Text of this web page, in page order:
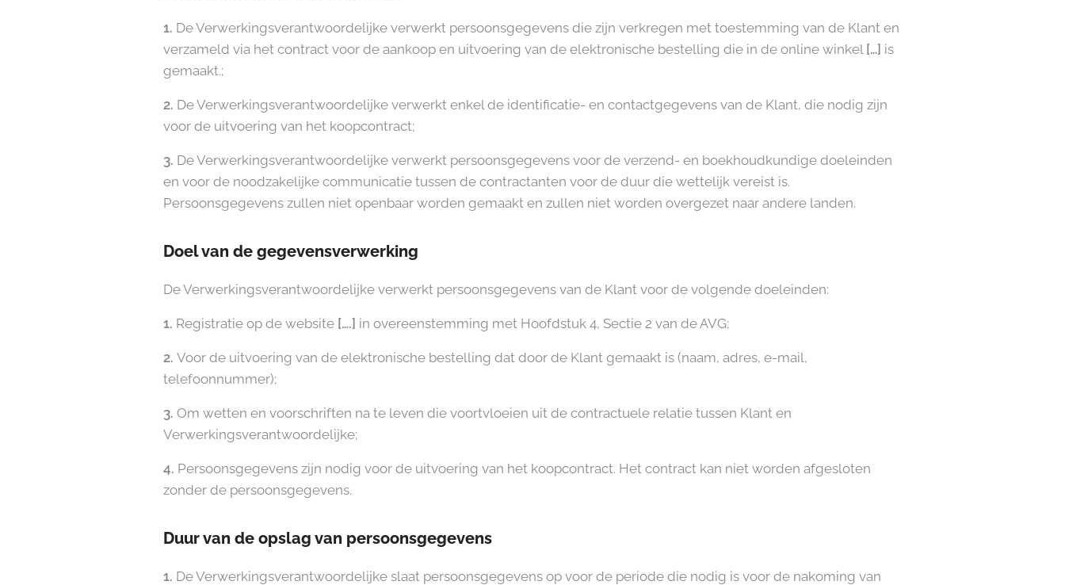
1. De Verwerkingsverantwoordelijke verwerkt persoonsgegevens die zijn verkregen met toestemming van de Klant en
verzameld via het contract voor de aankoop en uitvoering van de elektronische bestelling die in de online winkel […] is
gemaakt.;
2. De Verwerkingsverantwoordelijke verwerkt enkel de identificatie- en contactgegevens van de Klant, die nodig zijn
voor de uitvoering van het koopcontract;
3. De Verwerkingsverantwoordelijke verwerkt persoonsgegevens voor de verzend- en boekhoudkundige doeleinden
en voor de noodzakelijke communicatie tussen de contractanten voor de duur die wettelijk vereist is.
Persoonsgegevens zullen niet openbaar worden gemaakt en zullen niet worden overgezet naar andere landen.
Doel van de gegevensverwerking
De Verwerkingsverantwoordelijke verwerkt persoonsgegevens van de Klant voor de volgende doeleinden:
1. Registratie op de website [….] in overeenstemming met Hoofdstuk 4, Sectie 2 van de AVG;
2. Voor de uitvoering van de elektronische bestelling dat door de Klant gemaakt is (naam, adres, e-mail,
telefoonnummer);
3. Om wetten en voorschriften na te leven die voortvloeien uit de contractuele relatie tussen Klant en
Verwerkingsverantwoordelijke;
4. Persoonsgegevens zijn nodig voor de uitvoering van het koopcontract. Het contract kan niet worden afgesloten
zonder de persoonsgegevens.
Duur van de opslag van persoonsgegevens
1. De Verwerkingsverantwoordelijke slaat persoonsgegevens op voor de periode die nodig is voor de nakoming van